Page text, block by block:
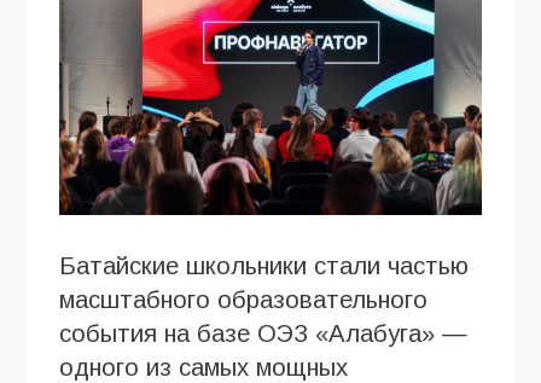
Батайские школьники стали частью
масштабного образовательного
события на базе ОЭЗ «Алабуга» —
одного из самых мощных